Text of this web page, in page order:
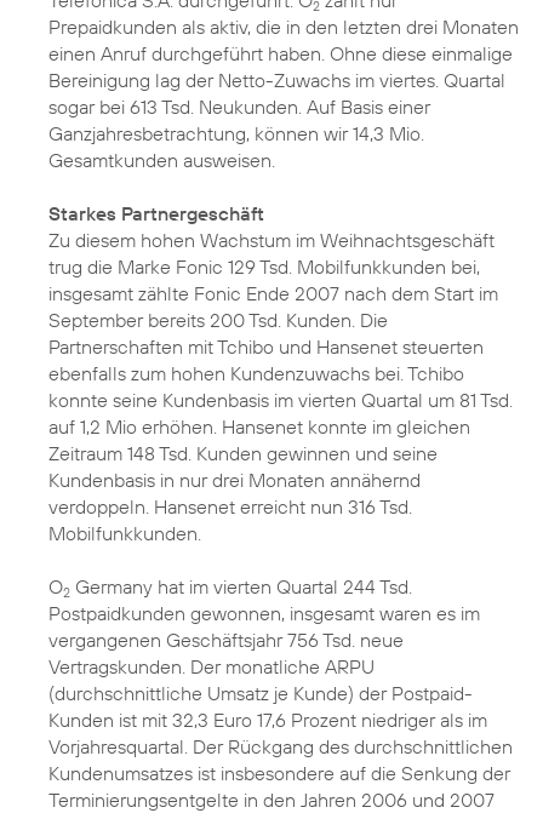
2
Prepaidkunden als aktiv, die in den letzten drei Monaten
einen Anruf durchgeführt haben. Ohne diese einmalige
Bereinigung lag der Netto-Zuwachs im viertes. Quartal
sogar bei 613 Tsd. Neukunden. Auf Basis einer
Ganzjahresbetrachtung, können wir 14,3 Mio.
Gesamtkunden ausweisen.
Starkes Partnergeschäft
Zu diesem hohen Wachstum im Weihnachtsgeschäft
trug die Marke Fonic 129 Tsd. Mobilfunkkunden bei,
insgesamt zählte Fonic Ende 2007 nach dem Start im
September bereits 200 Tsd. Kunden. Die
Partnerschaften mit Tchibo und Hansenet steuerten
ebenfalls zum hohen Kundenzuwachs bei. Tchibo
konnte seine Kundenbasis im vierten Quartal um 81 Tsd.
auf 1,2 Mio erhöhen. Hansenet konnte im gleichen
Zeitraum 148 Tsd. Kunden gewinnen und seine
Kundenbasis in nur drei Monaten annähernd
verdoppeln. Hansenet erreicht nun 316 Tsd.
Mobilfunkkunden.
O2 Germany hat im vierten Quartal 244 Tsd.
Postpaidkunden gewonnen, insgesamt waren es im
vergangenen Geschäftsjahr 756 Tsd. neue
Vertragskunden. Der monatliche ARPU
(durchschnittliche Umsatz je Kunde) der Postpaid-
Kunden ist mit 32,3 Euro 17,6 Prozent niedriger als im
Vorjahresquartal. Der Rückgang des durchschnittlichen
Kundenumsatzes ist insbesondere auf die Senkung der
Terminierungsentgelte in den Jahren 2006 und 2007